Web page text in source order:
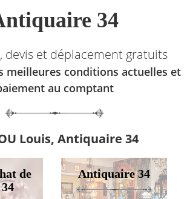
34
devis et déplacement gratuits
meilleures conditions actuelles et
au comptant
Louis, Antiquaire 34
de
Antiquaire 34